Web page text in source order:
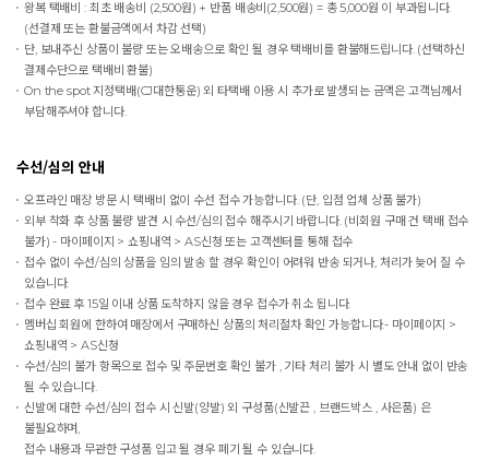
왕복 택배비 : 최초 배송비 (2,500원) + 반품 배송비(2,500원) = 총 5,000원 이 부과됩니다.
(선결제 또는 환불금액에서 차감 선택)
단, 보내주신 상품이 불량 또는 오배송으로 확인 될 경우 택배비를 환불해드립니다. (선택하신
결제수단으로 택배비 환불)
On the spot지정택배(CJ대한통운) 외 타택배 이용 시 추가로 발생되는 금액은 고객님께서
부담해주셔야 합니다.
수선/심의 안내
오프라인 매장 방문 시 택배비 없이 수선 접수 가능합니다. (단, 입점 업체 상품 불가)
외부 착화 후 상품 불량 발견 시 수선/심의 접수 해주시기 바랍니다. (비회원 구매 건 택배 접수
불가) - 마이페이지 > 쇼핑내역 > AS신청 또는 고객센터를 통해 접수
접수 없이 수선/심의 상품을 임의 발송 할 경우 확인이 어려워 반송 되거나, 처리가 늦어 질 수
있습니다.
접수 완료 후 15일 이내 상품 도착하지 않을 경우 접수가 취소 됩니다.
멤버십 회원에 한하여 매장에서 구매하신 상품의 처리절차 확인 가능합니다.- 마이페이지 >
쇼핑내역 > AS신청
수선/심의 불가 항목으로 접수 및 주문번호 확인 불가 , 기타 처리 불가 시 별도 안내 없이 반송
될 수 있습니다.
신발에 대한 수선/심의 접수 시 신발(양발) 외 구성품(신발끈 , 브랜드박스 , 사은품) 은
불필요하며,
접수 내용과 무관한 구성품 입고 될 경우 폐기 될 수 있습니다.